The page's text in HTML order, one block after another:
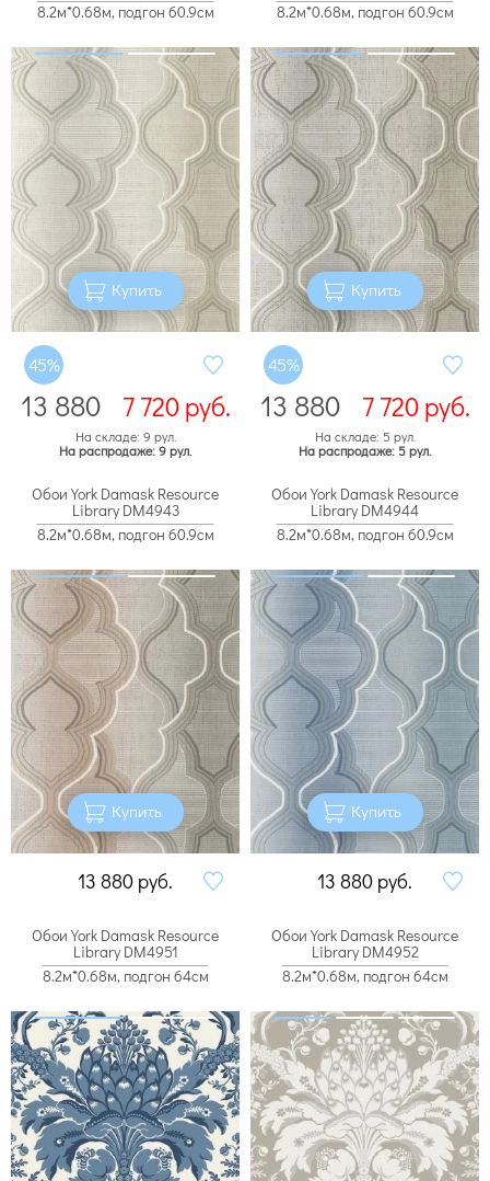
8.2м*0.68м, подгон 60.9см
Купить
45%
13 880 7 720руб.
На складе: 9 рул.
На распродаже: 9 рул.
8.2м*0.68м, подгон 60.9см
Купить
45%
13 880 7 720руб.
На складе: 5 рул.
На распродаже: 5 рул.
Обои York Damask Resource
Library DM4943
8.2м*0.68м, подгон 60.9см
Купить
13 880 руб.
Обои York Damask Resource
Library DM4944
8.2м*0.68м, подгон 60.9см
Купить
13 880 руб.
Обои York Damask Resource
Library DM4951
8.2м*0.68м, подгон 64см
Обои York Damask Resource
Library DM4952
8.2м*0.68м, подгон 64см